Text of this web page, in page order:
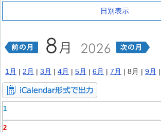
日別表示
1月 | 2月 | 3月 | 4月 | 5月 | 6月 | 7月 | 8月 | 9月 |
1
2